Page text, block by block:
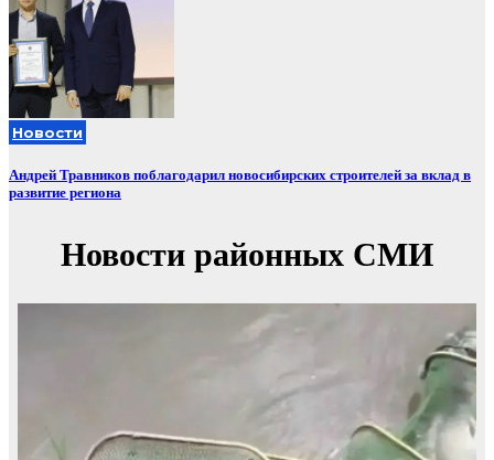
Новости
Андрей Травников поблагодарил новосибирских строителей за вклад в
развитие региона